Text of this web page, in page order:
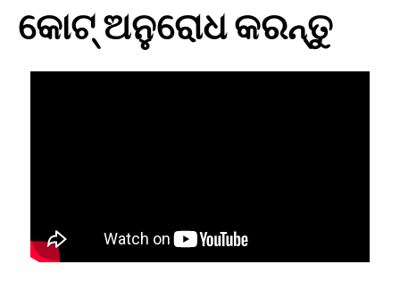
କୋଟ୍ ଅନୁରୋଧ କରନ୍ତୁ